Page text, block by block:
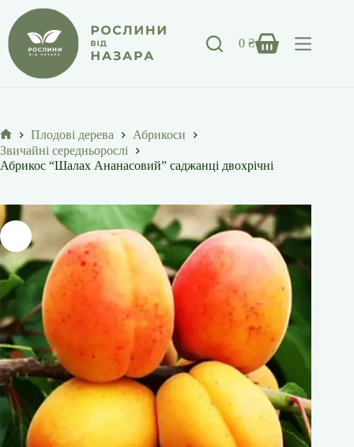
Перейти
вмісту
Кошик
0₴
Головна
Плодові дерева
Абрикоси
Звичайні середньорослі
Абрикос “Шалах Ананасовий” саджанці двохрічні